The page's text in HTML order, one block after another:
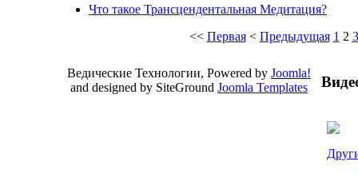
Что такое Трансцендентальная Медитация?
<< Первая< Предыдущая 1 2 3
Ведические Технологии, Powered by Joomla!
and designed by SiteGround Joomla Templates